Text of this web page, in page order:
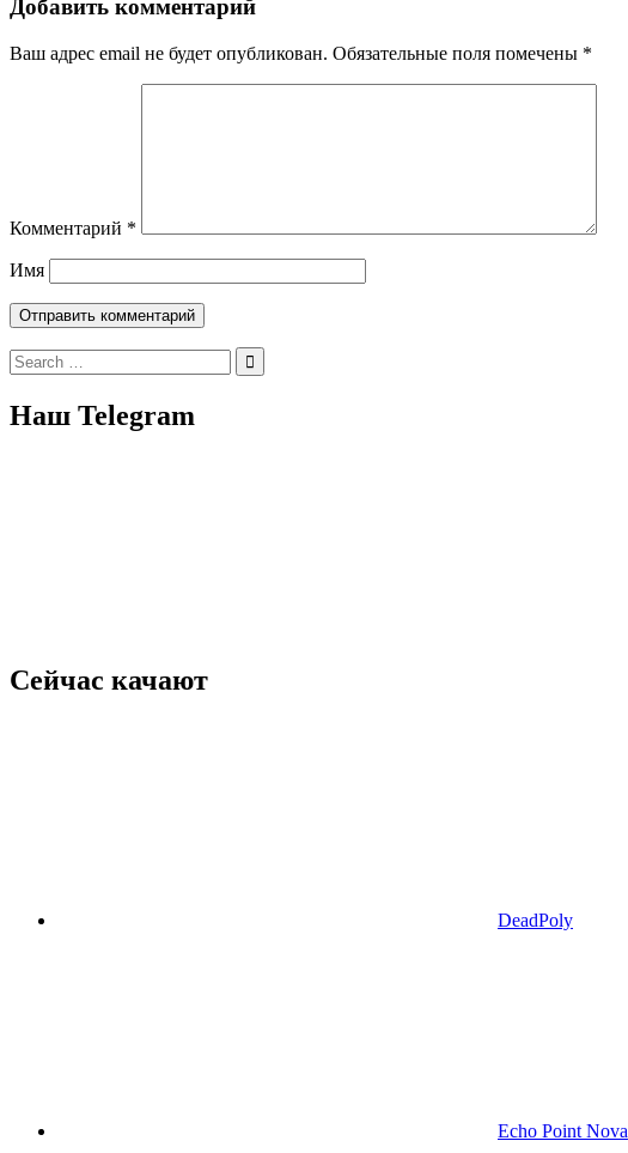
Добавить комментарий
Ваш адрес email не будет опубликован. Обязательные поля помечены *
Комментарий *
Имя
Search
for:
Наш Telegram
Сейчас качают
DeadPoly
Echo Point Nova